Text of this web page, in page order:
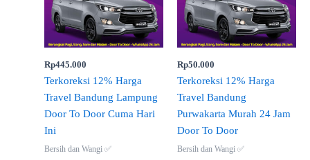
Rp445.000
Terkoreksi 12% Harga
Travel Bandung Lampung
Door To Door Cuma Hari
Ini
Bersih dan Wangi ✅
Rp50.000
Terkoreksi 12% Harga
Travel Bandung
Purwakarta Murah 24 Jam
Door To Door
Bersih dan Wangi ✅